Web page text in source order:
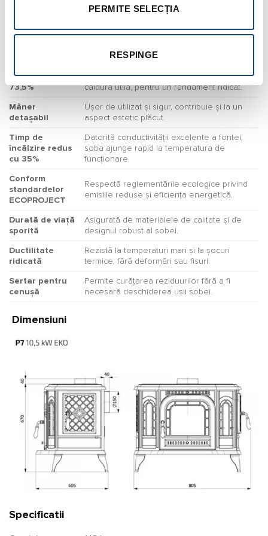
PERMITE SELECȚIA
RESPINGE
până la 105 m² în condiții optime.
Pereți dubli
căldurii în întreaga încăpere.
Eficiență de
73,5%
Transformă 73,5% din energia lemnului în
căldură utilă, pentru un randament ridicat.
Mâner
detașabil
Ușor de utilizat și sigur, contribuie și la un
aspect estetic plăcut.
Timp de
încălzire redus
cu 35%
Datorită conductivității excelente a fontei,
soba ajunge rapid la temperatura de
funcționare.
Conform
standardelor
ECOPROJECT
Respectă reglementările ecologice privind
emisiile reduse și eficiența energetică.
Durată de viață
sporită
Asigurată de materialele de calitate și de
designul robust al sobei.
Ductilitate
ridicată
Rezistă la temperaturi mari și la șocuri
termice, fără deformări sau fisuri.
Sertar pentru
cenușă
Permite curățarea reziduurilor fără a fi
necesară deschiderea ușii sobei.
Dimensiuni
Specificatii